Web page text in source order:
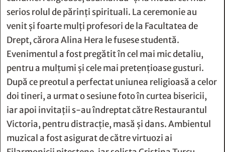
Drept, cărora Alina Hera le fusese studentă.
Evenimentul a fost pregătit în cel mai mic detaliu,
pentru a mulţumi şi cele mai pretenţioase gusturi.
După ce preotul a perfectat uniunea religioasă a celor
doi tineri, a urmat o sesiune foto în curtea bisericii,
iar apoi invitaţii s-au îndreptat către Restaurantul
Victoria, pentru distracţie, masă şi dans. Ambientul
muzical a fost asigurat de către virtuozi ai
Filarmonicii piteştene, iar solista Cristina Turcu
Preda i-a ridicat la joc pe oaspeţi. Le urăm şi noi
tinerilor căsătoriţi „Casă de piatră!” şi o viaţă fericită